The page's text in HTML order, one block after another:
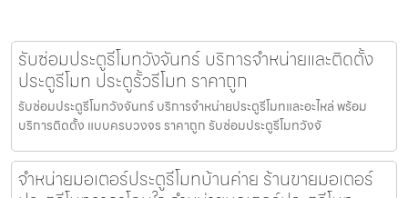
รับซ่อมประตูรีโมทวังจันทร์ บริการจำหน่ายและติดตั้ง
ประตูรีโมท ประตูรั้วรีโมท ราคาถูก
รับซ่อมประตูรีโมทวังจันทร์ บริการจำหน่ายประตูรีโมทและอะไหล่ พร้อม
บริการติดตั้ง แบบครบวงจร ราคาถูก รับซ่อมประตูรีโมทวังจั
จำหน่ายมอเตอร์ประตูรีโมทบ้านค่าย ร้านขายมอเตอร์